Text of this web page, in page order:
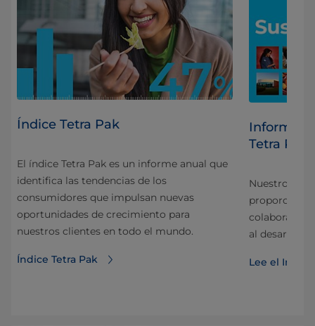
Índice Tetra Pak
El índice Tetra Pak es un informe anual que
identifica las tendencias de los
consumidores que impulsan nuevas
oportunidades de crecimiento para
nuestros clientes en todo el mundo.
Índice Tetra Pak
Informe
Tetra Pak
Nuestro
proporciona
al desarrollo
Lee el